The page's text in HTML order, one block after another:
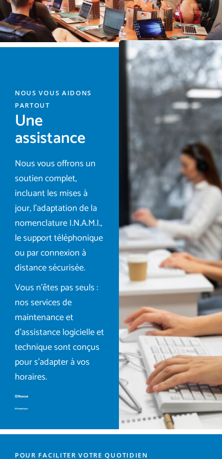
NOUS VOUS AIDONS
PARTOUT
Une
assistance
Nous vous offrons un
soutien complet,
incluant les mises à
jour, l’adaptation de la
nomenclature I.N.A.M.I.,
le support téléphonique
ou par connexion à
distance sécurisée.
Vous n’êtes pas seuls :
nos services de
maintenance et
d’assistance logicielle et
technique sont conçus
pour s’adapter à vos
horaires.
POUR FACILITER VOTRE QUOTIDIEN